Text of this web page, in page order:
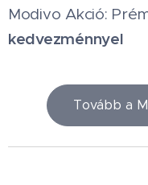
Modivo Akció:
kedvezménnyel
Tovább a